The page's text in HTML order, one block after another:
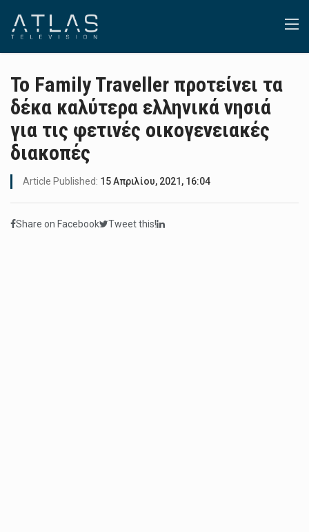
Το Family Traveller προτείνει τα
δέκα καλύτερα ελληνικά νησιά
για τις φετινές οικογενειακές
διακοπές
Article Published: 15 Απριλίου, 2021, 16:04
Share on Facebook Tweet this!